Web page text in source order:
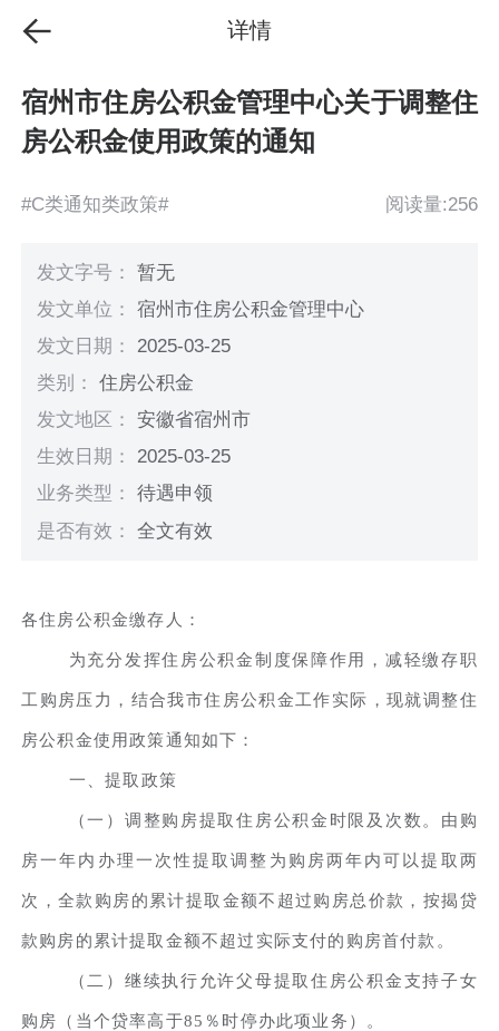
详情
宿州市住房公积金管理中心关于调整住
房公积金使用政策的通知
#C类通知类政策# 阅读量:256
发文字号：暂无
发文单位：宿州市住房公积金管理中心
发文日期： 2025-03-25
类别：住房公积金
发文地区：安徽省宿州市
生效日期： 2025-03-25
业务类型：待遇申领
是否有效：全文有效
各住房公积金缴存人：
为充分发挥住房公积金制度保障作用，减轻缴存职
工购房压力，结合我市住房公积金工作实际，现就调整住
房公积金使用政策通知如下：
一、提取政策
（一）调整购房提取住房公积金时限及次数。由购
房一年内办理一次性提取调整为购房两年内可以提取两
次，全款购房的累计提取金额不超过购房总价款，按揭贷
款购房的累计提取金额不超过实际支付的购房首付款。
（二）继续执行允许父母提取住房公积金支持子女
购房（当个贷率高于85％时停办此项业务）。